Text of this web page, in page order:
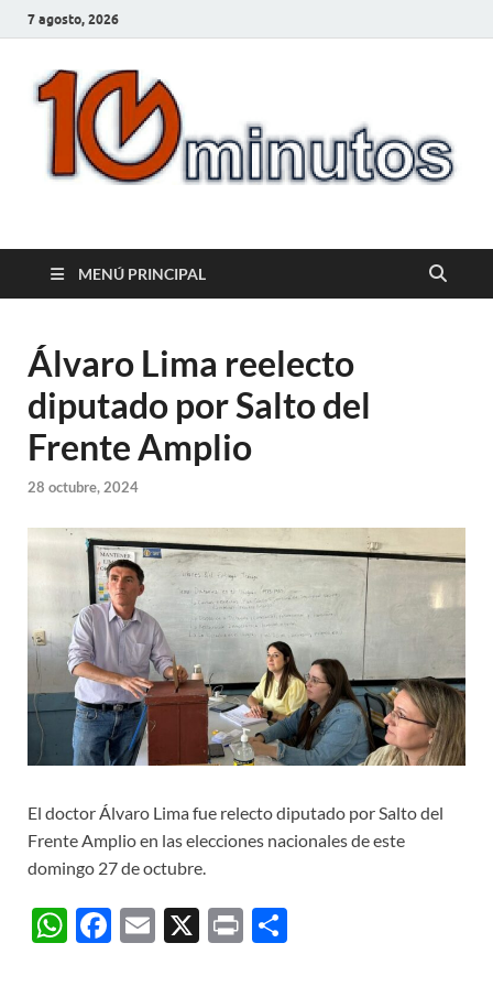
7 agosto, 2026
10minutos.com.uy
MENÚ PRINCIPAL
Álvaro Lima reelecto
diputado por Salto del
Frente Amplio
28 octubre, 2024
El doctor Álvaro Lima fue relecto diputado por Salto del
Frente Amplio en las elecciones nacionales de este
domingo 27 de octubre.
W F
E
X
P